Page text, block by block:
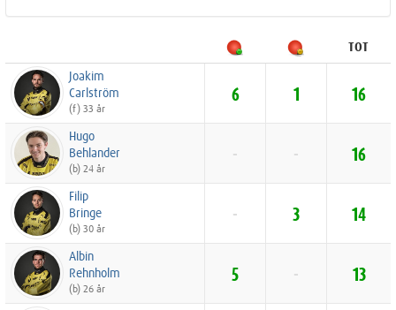
TOT
Joakim
Carlström
(f) 33 år
6 1 16
Hugo
Behlander
(b) 24 år
- - 16
Filip
Bringe
(b) 30 år
- 3 14
Albin
Rehnholm
(b) 26 år
5 - 13